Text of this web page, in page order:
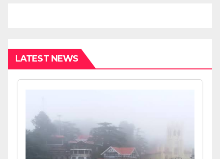
LATEST NEWS